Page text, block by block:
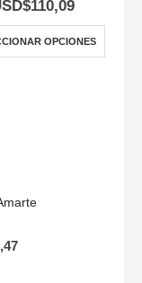
110,09
OPCIONES